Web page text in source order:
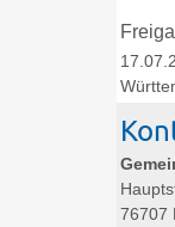
76707